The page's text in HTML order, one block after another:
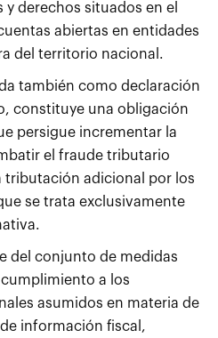
derechos situados en el
abiertas en entidades
del territorio nacional.
también como declaración
constituye una obligación
persigue incrementar la
el fraude tributario
tributación adicional por los
se trata exclusivamente
del conjunto de medidas
a los
asumidos en materia de
información fiscal,